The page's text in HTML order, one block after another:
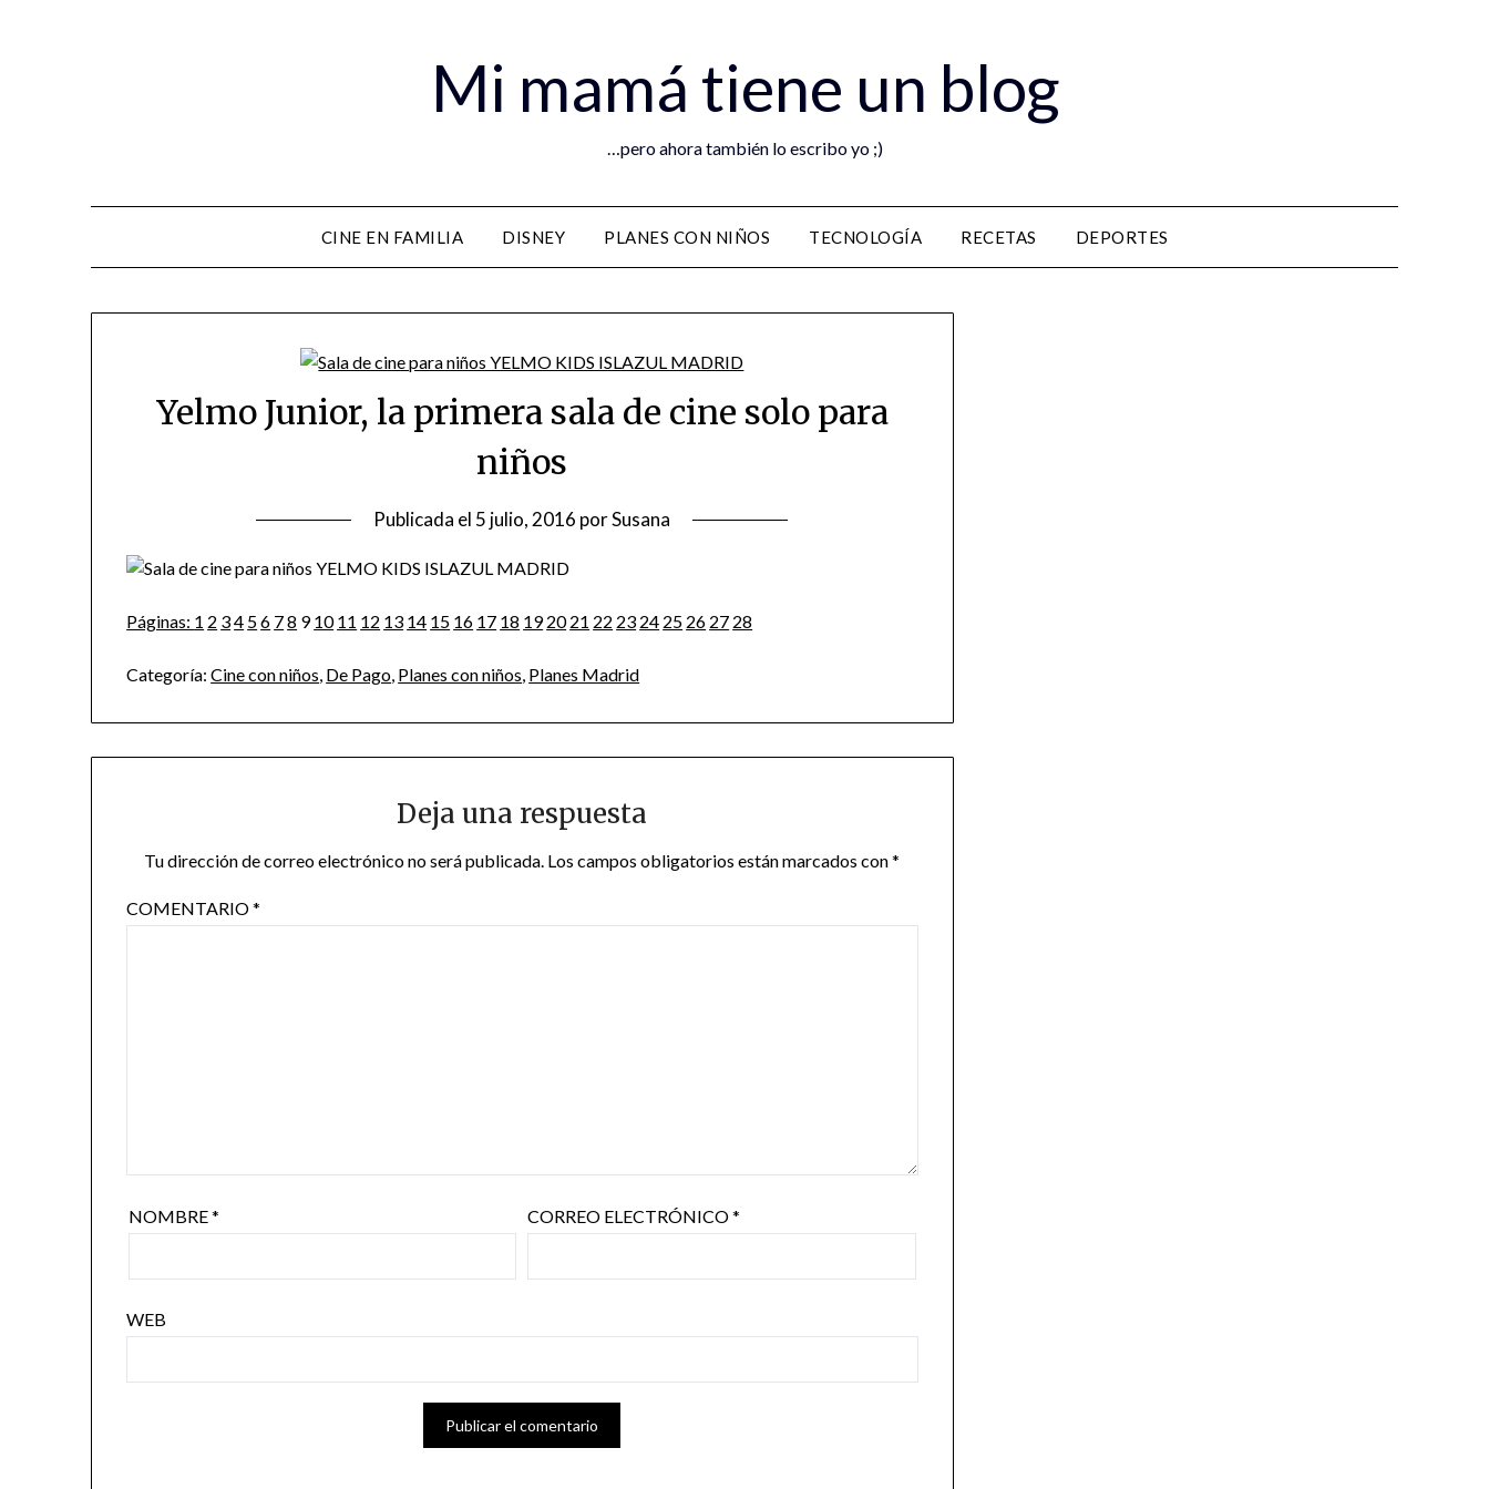
Mi mamá tiene un blog
…pero ahora también lo escribo yo ;)
CINE EN FAMILIA DISNEY PLANES CON NIÑOS TECNOLOGÍA RECETAS DEPORTES
Yelmo Junior, la primera sala de cine solo para
niños
Publicada el 5 julio, 2016 porSusana
Páginas: 1 2 34 56 78 9 10 11 12 13 14 15 16 17 18 19 20 21 22 23 24 25 26 27 28
Categoría: Cine con niños, De Pago, Planes con niños, Planes Madrid
Deja una respuesta
Tu dirección de correo electrónico no será publicada. Los campos obligatorios están marcados con*
COMENTARIO*
NOMBRE* CORREO ELECTRÓNICO*
WEB